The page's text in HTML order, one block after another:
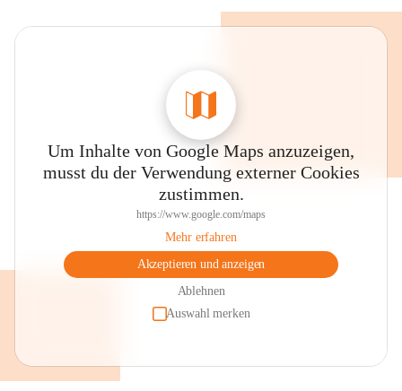
Um Inhalte von Google Maps anzuzeigen,
musst du der Verwendung externer Cookies
zustimmen.
https://www.google.com/maps
Mehr erfahren
Akzeptieren und anzeigen
Ablehnen
Auswahl merken